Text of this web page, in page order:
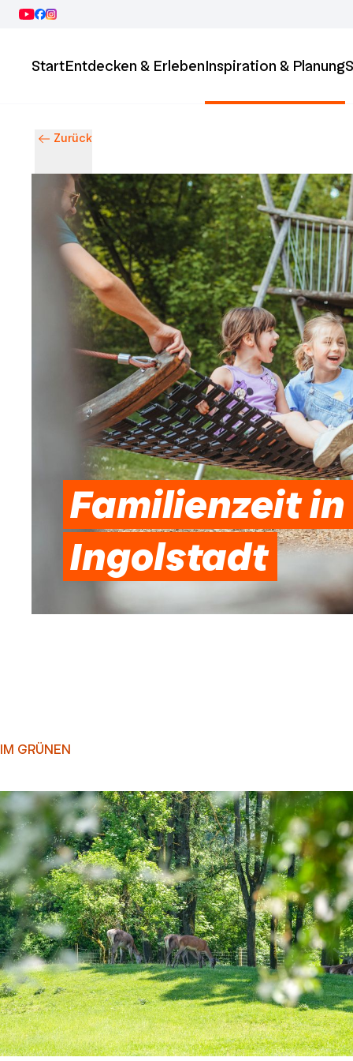
StartEntdecken & ErlebenInspiration & Planung
Zurück
Entdecke Ingolstadt – Events, Highlights & Stadtleben
Familienzeit in
Ingolstadt
IM GRÜNEN